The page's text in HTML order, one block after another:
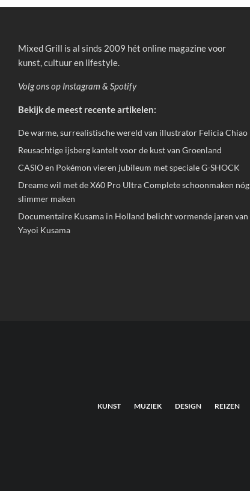
Mixed Grill is al sinds 2009 hét online magazine voor
kunst, cultuur en lifestyle.
Volg ons op Instagram & Spotify
Bekijk de meest recente artikelen:
De warme, surrealistische wereld van illustrator Felicia Chiao
Reusachtige ijsberg kantelt voor de kust van Groenland
CASIO en Pokémon vieren jubileum met speciale G-SHOCK
Dreame wil met de X60 Pro Ultra Complete schoonmaken nóg
slimmer maken
Documentaire Kusama in Holland belicht vormende jaren van
Yayoi Kusama
KUNST MUZIEK DESIGN REIZEN